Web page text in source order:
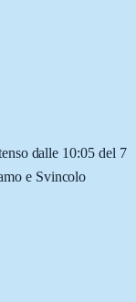
dalle 10:05 del 7
e Svincolo